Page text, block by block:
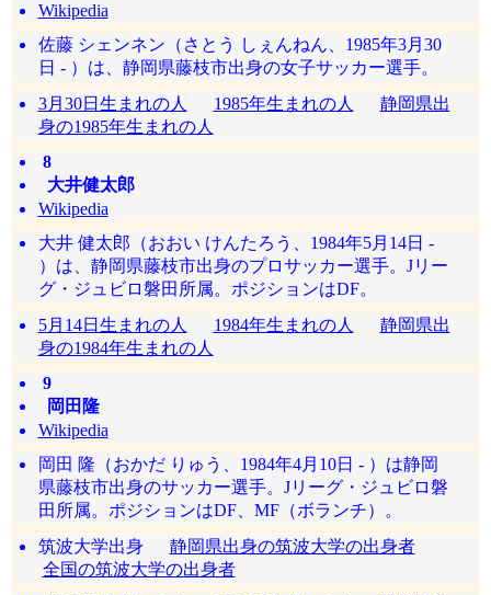
Wikipedia
佐藤 シェンネン（さとう しぇんねん、1985年3月30
日 - ）は、静岡県藤枝市出身の女子サッカー選手。
3月30日生まれの人
1985年生まれの人
静岡県出
身の1985年生まれの人
8
大井健太郎
Wikipedia
大井 健太郎（おおい けんたろう、1984年5月14日 -
）は、静岡県藤枝市出身のプロサッカー選手。Jリー
グ・ジュビロ磐田所属。ポジションはDF。
5月14日生まれの人
1984年生まれの人
静岡県出
身の1984年生まれの人
9
岡田隆
Wikipedia
岡田 隆（おかだ りゅう、1984年4月10日 - ）は静岡
県藤枝市出身のサッカー選手。Jリーグ・ジュビロ磐
田所属。ポジションはDF、MF（ボランチ）。
筑波大学出身 静岡県出身の筑波大学の出身者
全国の筑波大学の出身者